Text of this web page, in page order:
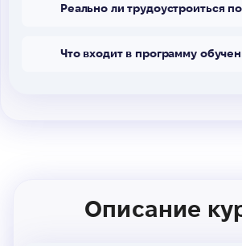
Реально ли трудоустроиться
Что входит в программу
Описание